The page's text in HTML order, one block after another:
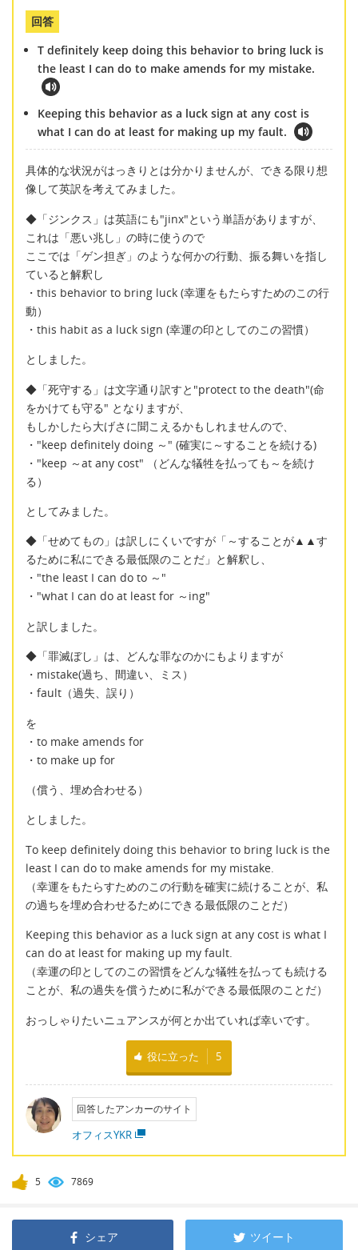
回答
T definitely keep doing this behavior to bring luck is
the least I can do to make amends for my mistake.
Keeping this behavior as a luck sign at any cost is
what I can do at least for making up my fault.
具体的な状況がはっきりとは分かりませんが、できる限り想
像して英訳を考えてみました。
◆「ジンクス」は英語にも"jinx"という単語がありますが、
これは「悪い兆し」の時に使うので
ここでは「ゲン担ぎ」のような何かの行動、振る舞いを指し
ていると解釈し
・this behavior to bring luck (幸運をもたらすためのこの行
動）
・this habit as a luck sign (幸運の印としてのこの習慣）
としました。
◆「死守する」は文字通り訳すと"protect to the death"(命
をかけても守る" となりますが、
もしかしたら大げさに聞こえるかもしれませんので、
・"keep definitely doing ～" (確実に～することを続ける)
・"keep ～at any cost" （どんな犠牲を払っても～を続け
る）
としてみました。
◆「せめてもの」は訳しにくいですが「～することが▲▲す
るために私にできる最低限のことだ」と解釈し、
・"the least I can do to ～"
・"what I can do at least for ～ing"
と訳しました。
◆「罪滅ぼし」は、どんな罪なのかにもよりますが
・mistake(過ち、間違い、ミス）
・fault（過失、誤り）
を
・to make amends for
・to make up for
（償う、埋め合わせる）
としました。
To keep definitely doing this behavior to bring luck is the
least I can do to make amends for my mistake.
（幸運をもたらすためのこの行動を確実に続けることが、私
の過ちを埋め合わせるためにできる最低限のことだ）
Keeping this behavior as a luck sign at any cost is what I
can do at least for making up my fault.
（幸運の印としてのこの習慣をどんな犠牲を払っても続ける
ことが、私の過失を償うために私ができる最低限のことだ）
おっしゃりたいニュアンスが何とか出ていれば幸いです。
役に立った 5
回答したアンカーのサイト
オフィスYKR
5 7869
シェア ツイート